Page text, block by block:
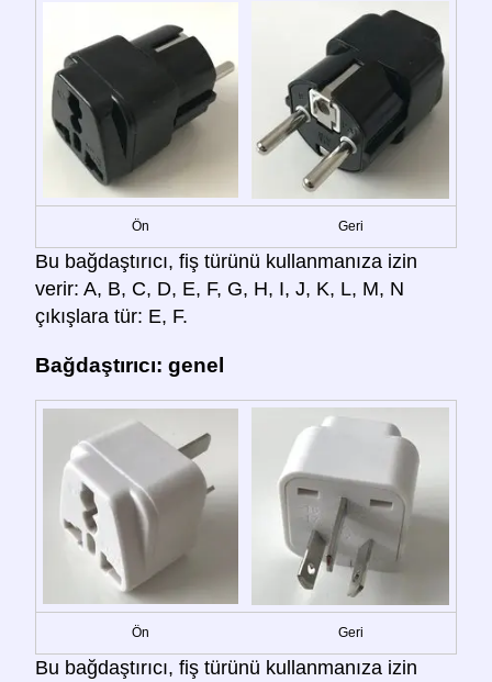
Ön Geri
Bu bağdaştırıcı, fiş türünü kullanmanıza izin
verir: A, B, C, D, E, F, G, H, I, J, K, L, M, N
çıkışlara tür: E, F.
Bağdaştırıcı: genel
Ön Geri
Bu bağdaştırıcı, fiş türünü kullanmanıza izin